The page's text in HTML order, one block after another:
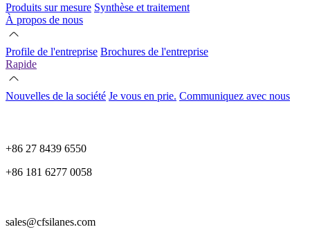
Produits sur mesure Synthèse et traitement
À propos de nous
Profile de l'entreprise Brochures de l'entreprise
Rapide
Nouvelles de la société Je vous en prie. Communiquez avec nous
+86 27 8439 6550
+86 181 6277 0058
sales@cfsilanes.com